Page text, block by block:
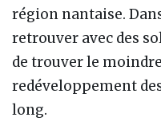
région nantaise.
retrouver avec des
de trouver le
redéveloppement
long.